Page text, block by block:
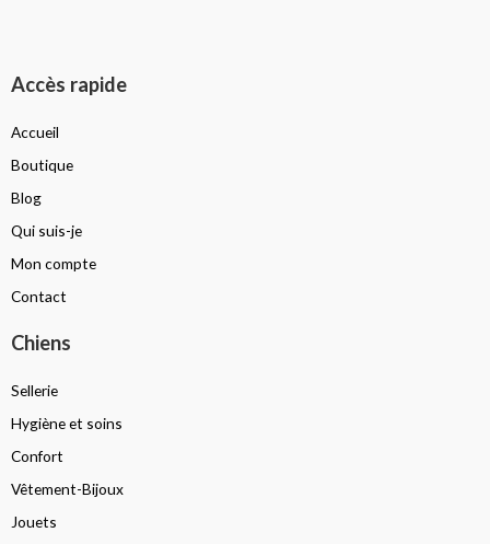
Accès rapide
Accueil
Boutique
Blog
Qui suis-je
Mon compte
Contact
Chiens
Sellerie
Hygiène et soins
Confort
Vêtement-Bijoux
Jouets